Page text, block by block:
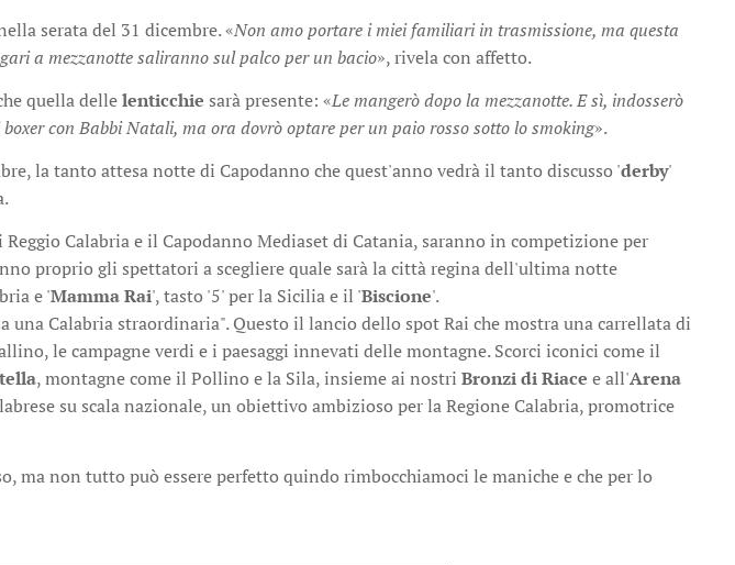
serata del 31 dicembre. «Non amo portare i miei familiari in trasmissione, ma questa
a mezzanotte saliranno sul palco per un bacio», rivela con affetto.
quella dellelenticchie sarà presente: «Le mangerò dopo la mezzanotte. E sì, indosserò
con Babbi Natali, ma ora dovrò optare per un paio rosso sotto lo smoking».
la tanto attesa notte di Capodanno che quest'anno vedrà il tanto discusso 'derby'
Calabria e il Capodanno Mediaset di Catania, saranno in competizione per
proprio gli spettatori a scegliere quale sarà la città regina dell'ultima notte
e 'Mamma Rai', tasto '5' per la Sicilia e il 'Biscione'.
una Calabria straordinaria". Questo il lancio dello spot Rai che mostra una carrellata di
le campagne verdi e i paesaggi innevati delle montagne. Scorci iconici come il
, montagne come il Pollino e la Sila, insieme ai nostri Bronzi di Riace e all'Arena
su scala nazionale, un obiettivo ambizioso per la Regione Calabria, promotrice
ma non tutto può essere perfetto quindo rimbocchiamoci le maniche e che per lo